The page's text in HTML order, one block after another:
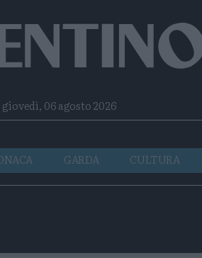
giovedì, 06 agosto 2026
GARDA CULTURA